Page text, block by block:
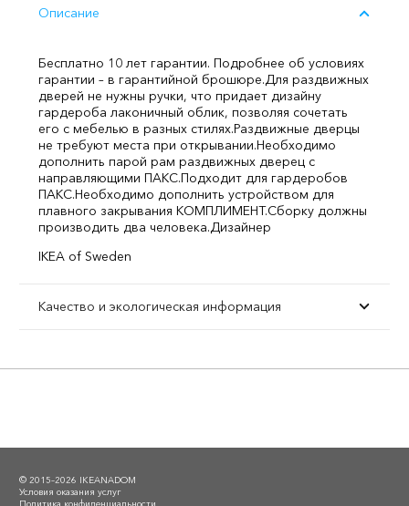
Описание
Бесплатно 10 лет гарантии. Подробнее об условиях
гарантии – в гарантийной брошюре.Для раздвижных
дверей не нужны ручки, что придает дизайну
гардероба лаконичный облик, позволяя сочетать
его с мебелью в разных стилях.Раздвижные дверцы
не требуют места при открывании.Необходимо
дополнить парой рам раздвижных дверец с
направляющими ПАКС.Подходит для гардеробов
ПАКС.Необходимо дополнить устройством для
плавного закрывания КОМПЛИМЕНТ.Сборку должны
производить два человека.Дизайнер
IKEA of Sweden
Качество и экологическая информация
© 2015–2026 IKEANADOM
Условия оказания услуг